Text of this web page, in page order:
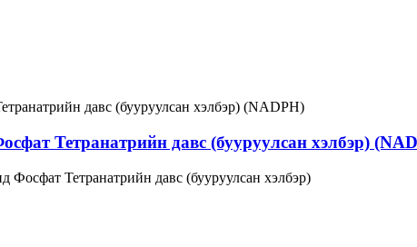
Тетранатрийн давс (бууруулсан хэлбэр)
Тетранатрийн давс (бууруулсан хэлбэр)